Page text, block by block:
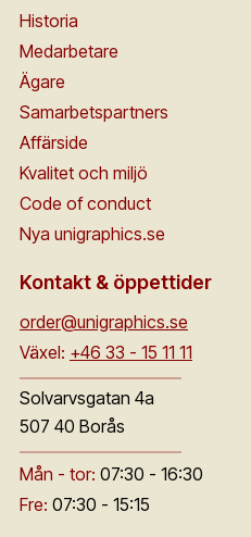
Historia
Medarbetare
Ägare
Samarbetspartners
Affärside
Kvalitet och miljö
Code of conduct
Nya unigraphics.se
Kontakt & öppettider
order@unigraphics.se
Växel: +46 33 - 15 11 11
Solvarvsgatan 4a
507 40 Borås
Mån - tor: 07:30 - 16:30
Fre: 07:30 - 15:15